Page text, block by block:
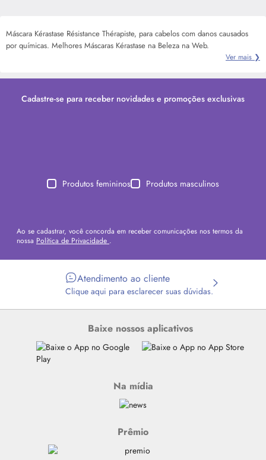
Máscara Kérastase Résistance Thérapiste, para cabelos com danos causados
por químicas. Melhores Máscaras Kérastase na Beleza na Web.
Ver mais ❯
Cadastre-se para receber novidades e promoções exclusivas
Produtos femininos Produtos masculinos
Ao se cadastrar, você concorda em receber comunicações nos termos da
nossa Política de Privacidade .
Atendimento ao cliente
Clique aqui para esclarecer suas dúvidas.
Baixe nossos aplicativos
Na mídia
Prêmio